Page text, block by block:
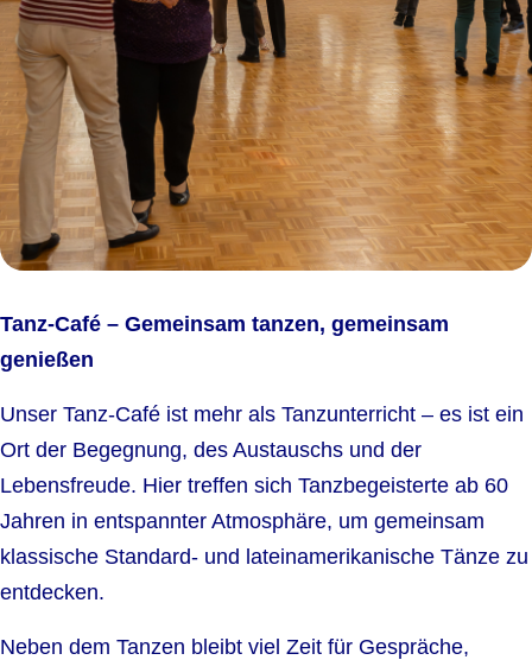
Tanz-Café – Gemeinsam tanzen, gemeinsam
genießen
Unser Tanz-Café ist mehr als Tanzunterricht – es ist ein
Ort der Begegnung, des Austauschs und der
Lebensfreude. Hier treffen sich Tanzbegeisterte ab 60
Jahren in entspannter Atmosphäre, um gemeinsam
klassische Standard- und lateinamerikanische Tänze zu
entdecken.
Neben dem Tanzen bleibt viel Zeit für Gespräche,